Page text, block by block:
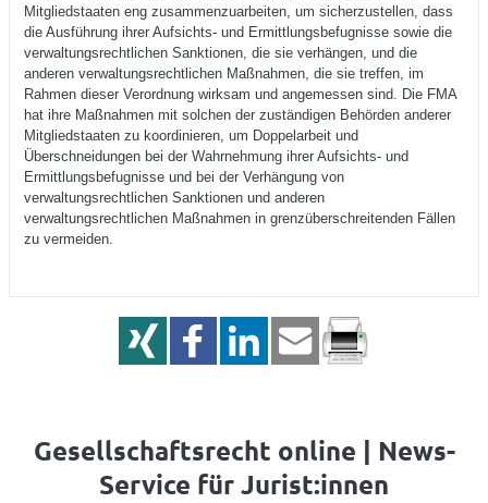
Mitgliedstaaten eng zusammenzuarbeiten, um sicherzustellen, dass
die Ausführung ihrer Aufsichts- und Ermittlungsbefugnisse sowie die
verwaltungsrechtlichen Sanktionen, die sie verhängen, und die
anderen verwaltungsrechtlichen Maßnahmen, die sie treffen, im
Rahmen dieser Verordnung wirksam und angemessen sind. Die FMA
hat ihre Maßnahmen mit solchen der zuständigen Behörden anderer
Mitgliedstaaten zu koordinieren, um Doppelarbeit und
Überschneidungen bei der Wahrnehmung ihrer Aufsichts- und
Ermittlungsbefugnisse und bei der Verhängung von
verwaltungsrechtlichen Sanktionen und anderen
verwaltungsrechtlichen Maßnahmen in grenzüberschreitenden Fällen
zu vermeiden.
Gesellschaftsrecht online | News-
Service für Jurist:innen